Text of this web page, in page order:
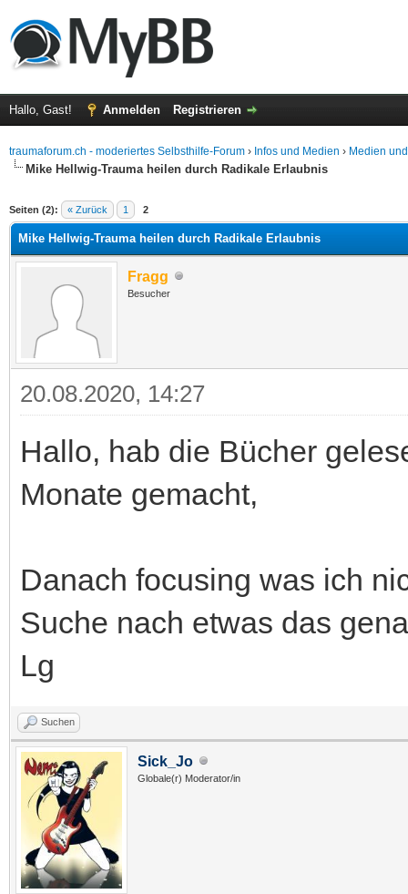
Hallo, Gast! Anmelden Registrieren
traumaforum.ch - moderiertes Selbsthilfe-Forum › Infos und Medien › Medien
Mike Hellwig-Trauma heilen durch Radikale Erlaubnis
Seiten (2): « Zurück 1 2
Mike Hellwig-Trauma heilen durch Radikale Erlaubnis
Fragg
Besucher
20.08.2020, 14:27
Hallo, hab die Bücher
Monate gemacht,
Danach focusing was ich
Suche nach etwas das
Lg
Suchen
Sick_Jo
Globale(r) Moderator/in